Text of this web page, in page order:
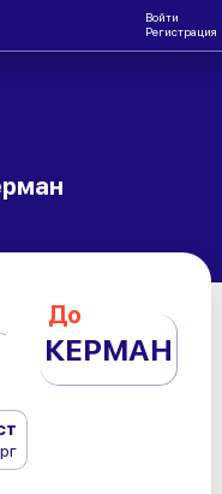
Войти
Регистрация
До
КЕРМАН